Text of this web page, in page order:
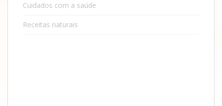
Cuidados com a saúde
Receitas naturais